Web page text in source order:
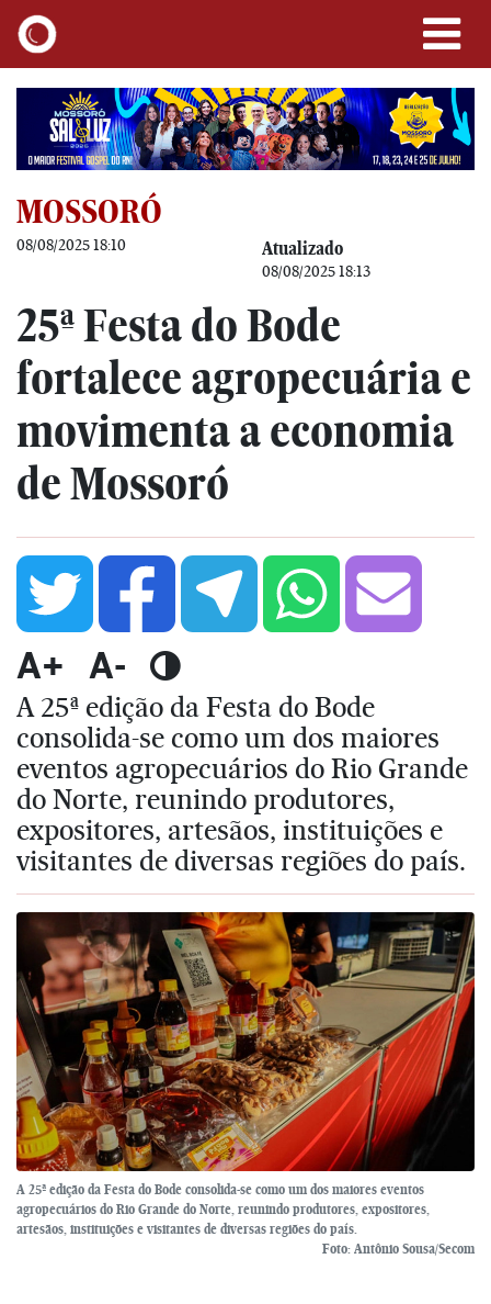
MOSSORÓ
08/08/2025 18:10 Atualizado
08/08/2025 18:13
25ª Festa do Bode
fortalece agropecuária e
movimenta a economia
de Mossoró
A+ A-
A 25ª edição da Festa do Bode
consolida-se como um dos maiores
eventos agropecuários do Rio Grande
do Norte, reunindo produtores,
expositores, artesãos, instituições e
visitantes de diversas regiões do país.
A 25ª edição da Festa do Bode consolida-se como um dos maiores eventos
agropecuários do Rio Grande do Norte, reunindo produtores, expositores,
artesãos, instituições e visitantes de diversas regiões do país.
Foto: Antônio Sousa/Secom